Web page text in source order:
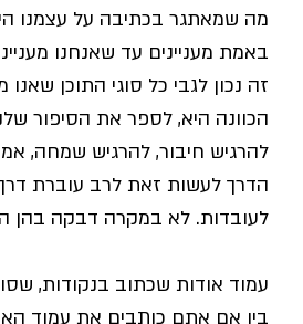
מה שמאתגר בכתיבה על עצמנו
באמת מעניינים עד שאנחנו
זה נכון לגבי כל סוגי התוכן
הכוונה היא, לספר את הסיפור
להרגיש חיבור, להרגיש שמחה,
הדרך לעשות זאת לרב עוברת
לעובדות. לא במקרה דבקה בהן
עמוד אודות שכתוב בנקודות,
בין אם אתם כותבים את עמוד